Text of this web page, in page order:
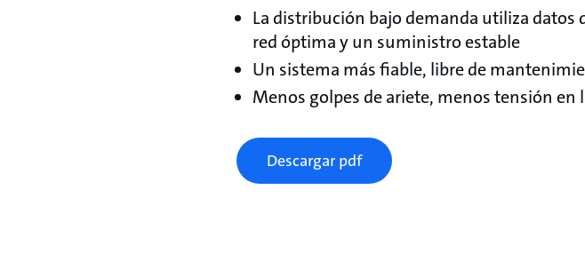
La distribución bajo demanda utiliza datos
red óptima y un suministro estable
Un sistema más fiable, libre de
Menos golpes de ariete, menos tensión en
Descargar pdf